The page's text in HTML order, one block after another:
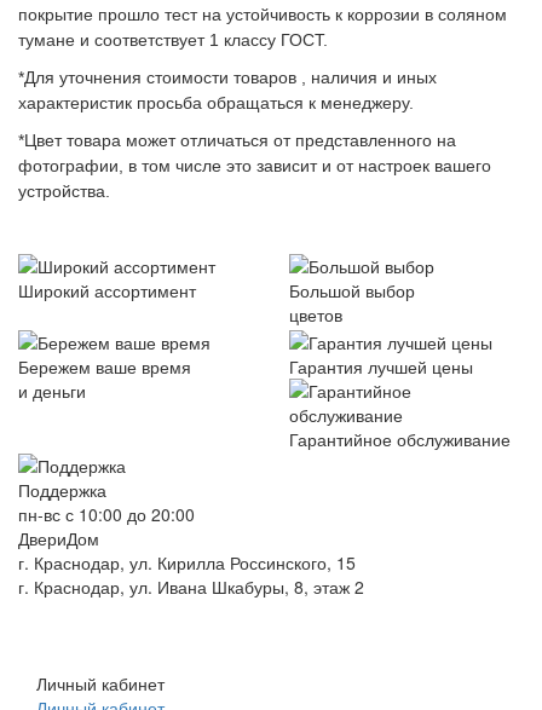
покрытие прошло тест на устойчивость к коррозии в соляном
тумане и соответствует 1 классу ГОСТ.
*Для уточнения стоимости товаров , наличия и иных
характеристик просьба обращаться к менеджеру.
*Цвет товара может отличаться от представленного на
фотографии, в том числе это зависит и от настроек вашего
устройства.
Широкий ассортимент
Большой выбор
цветов
Бережем ваше время
и деньги
Гарантия лучшей цены
Гарантийное обслуживание
Поддержка
пн-вс с 10:00 до 20:00
ДвериДом
г. Краснодар, ул. Кирилла Россинского, 15
г. Краснодар, ул. Ивана Шкабуры, 8, этаж 2
Личный кабинет